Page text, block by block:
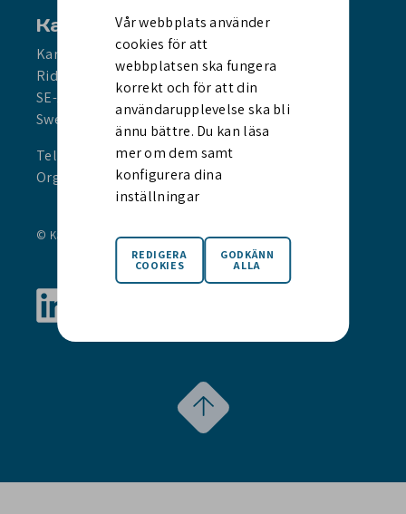
Vår webbplats använder
cookies för att
webbplatsen ska fungera
korrekt och för att din
användarupplevelse ska bli
ännu bättre. Du kan läsa
mer om dem samt
konfigurera dina
inställningar
Karnell Sweden
Karnell Group AB (publ)
Riddargatan 13 D
SE-114 51 Stockholm
Sweden
Tel +46 8 545 891 00
Org.nr. 559043-3214
© Karnell Group AB (publ) 2021 Privacy Notice